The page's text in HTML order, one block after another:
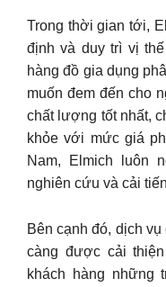
Trong thời gian tới,
định và duy trì vị
hàng đồ gia dụng
muốn đem đến cho
chất lượng tốt nhất,
khỏe với mức giá
Nam, Elmich luôn
nghiên cứu và cải
Bên cạnh đó, dịch
càng được cải
khách hàng những